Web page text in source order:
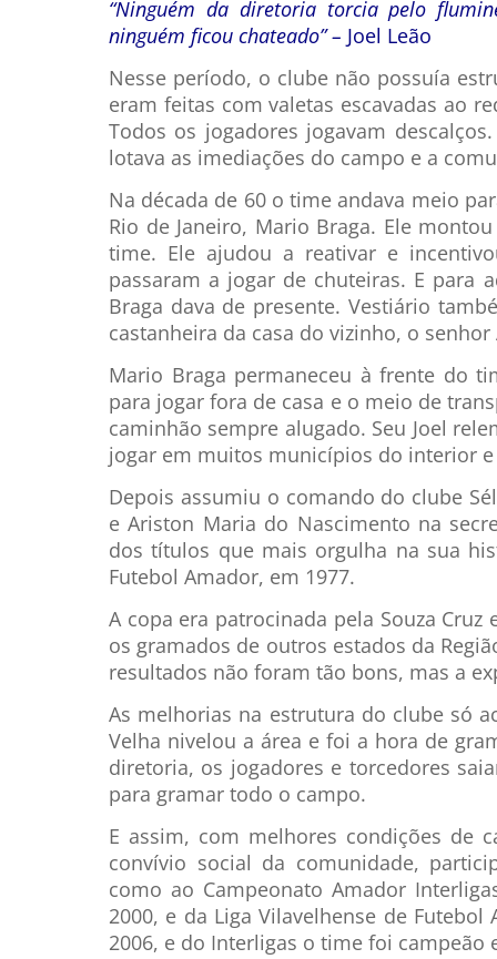
“Ninguém da diretoria torcia pelo
ninguém ficou chateado” – Joel Leão
Nesse período, o clube não possuía
eram feitas com valetas escavadas ao
Todos os jogadores jogavam
lotava as imediações do campo e a
Na década de 60 o time andava meio
Rio de Janeiro, Mario Braga. Ele
time. Ele ajudou a reativar e
passaram a jogar de chuteiras. E para
Braga dava de presente. Vestiário
castanheira da casa do vizinho, o
Mario Braga permaneceu à frente do
para jogar fora de casa e o meio de
caminhão sempre alugado. Seu Joel
jogar em muitos municípios do interior
Depois assumiu o comando do clube
e Ariston Maria do Nascimento na
dos títulos que mais orgulha na sua
Futebol Amador, em 1977.
A copa era patrocinada pela Souza
os gramados de outros estados da
resultados não foram tão bons, mas a
As melhorias na estrutura do clube só
Velha nivelou a área e foi a hora de
diretoria, os jogadores e torcedores
para gramar todo o campo.
E assim, com melhores condições de
convívio social da comunidade,
como ao Campeonato Amador
2000, e da Liga Vilavelhense de
2006, e do Interligas o time foi campeão